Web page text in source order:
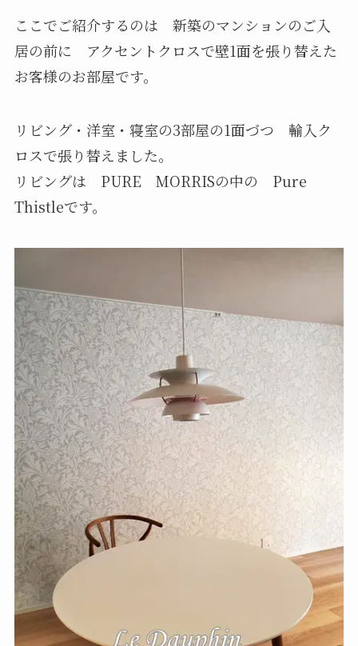
ここでご紹介するのは 新築のマンションのご入
居の前に アクセントクロスで壁1面を張り替えた
お客様のお部屋です。
リビング・洋室・寝室の3部屋の1面づつ 輸入ク
ロスで張り替えました。
リビングは PURE MORRISの中の Pure
Thistleです。